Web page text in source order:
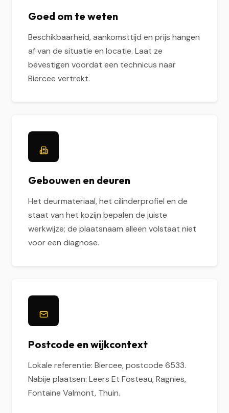
Goed om te weten
Beschikbaarheid, aankomsttijd en prijs hangen
af van de situatie en locatie. Laat ze
bevestigen voordat een technicus naar
Biercee vertrekt.
Gebouwen en deuren
Het deurmateriaal, het cilinderprofiel en de
staat van het kozijn bepalen de juiste
werkwijze; de plaatsnaam alleen volstaat niet
voor een diagnose.
Postcode en wijkcontext
Lokale referentie: Biercee, postcode 6533.
Nabije plaatsen: Leers Et Fosteau, Ragnies,
Fontaine Valmont, Thuin.